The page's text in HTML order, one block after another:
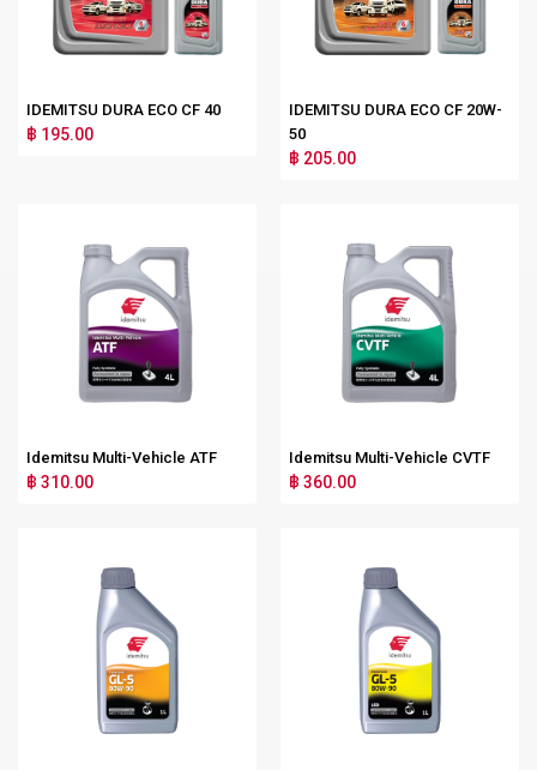
IDEMITSU DURA ECO CF 40
฿ 195.00
IDEMITSU DURA ECO CF 20W-
50
฿ 205.00
Idemitsu Multi-Vehicle ATF
฿ 310.00
Idemitsu Multi-Vehicle CVTF
฿ 360.00